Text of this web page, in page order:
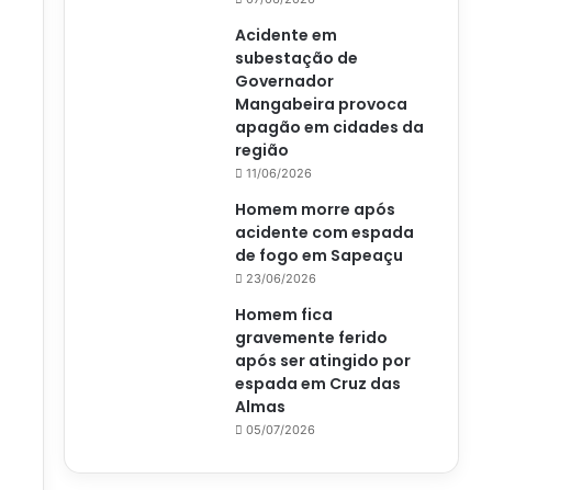
Acidente em
subestação de
Governador
Mangabeira provoca
apagão em cidades da
região
11/06/2026
Homem morre após
acidente com espada
de fogo em Sapeaçu
23/06/2026
Homem fica
gravemente ferido
após ser atingido por
espada em Cruz das
Almas
05/07/2026